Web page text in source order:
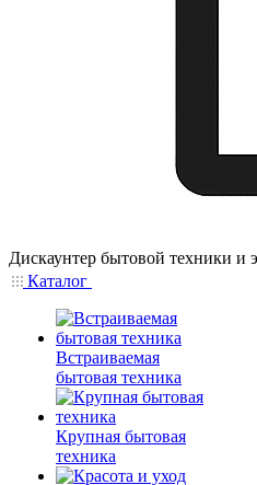
Дискаунтер бытовой техники и
Каталог
Встраиваемая
бытовая техника
Крупная бытовая
техника